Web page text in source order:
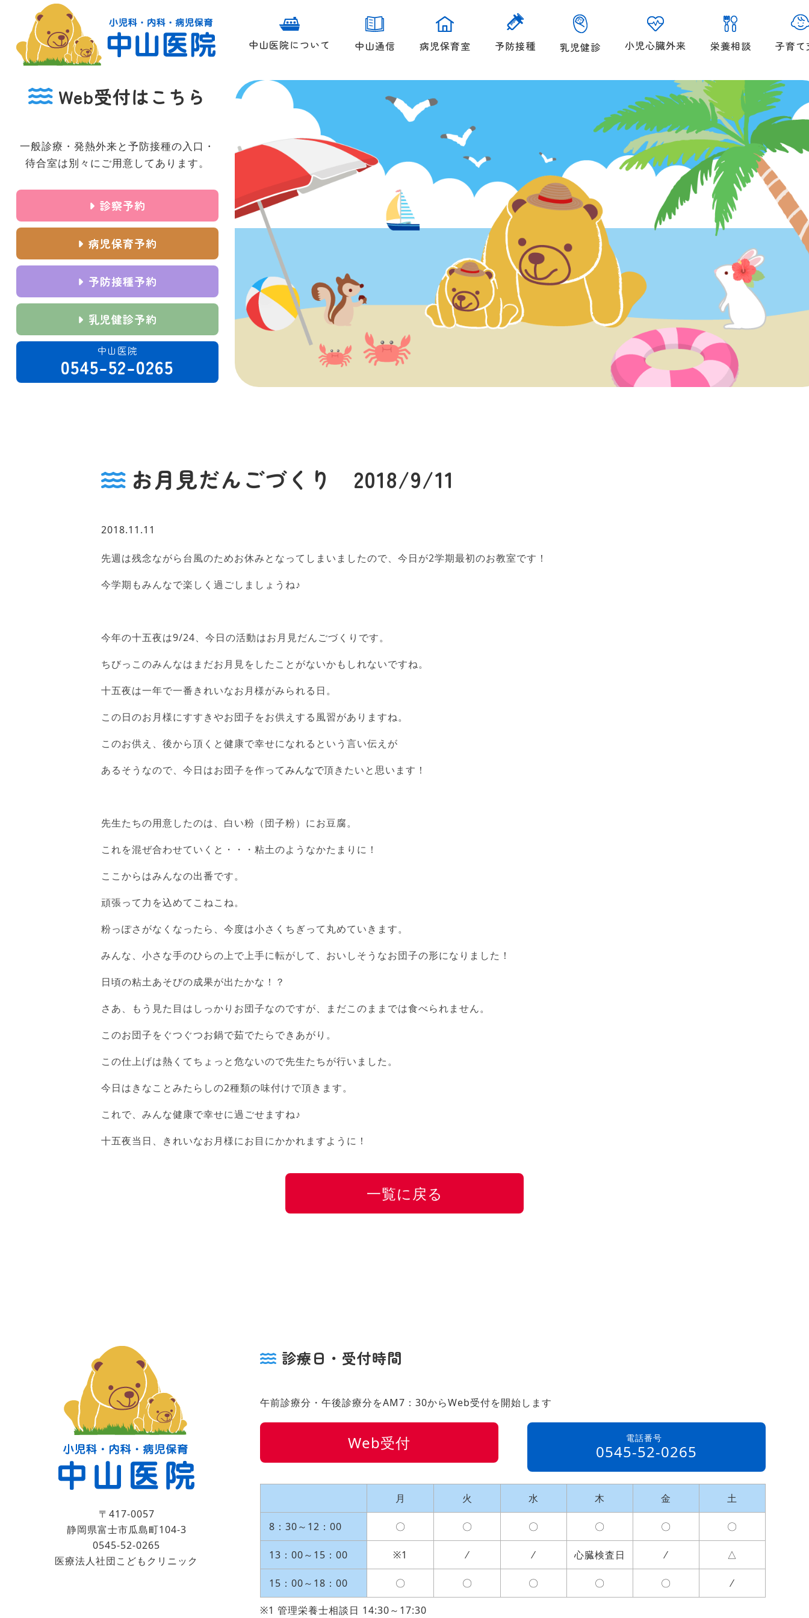
中山医院について 中山通信 病児保育室 予防接種 乳児健診 小児心臓外来 栄養相談 子育て
Web受付はこちら
一般診療・発熱外来と予防接種の入口・
待合室は別々にご用意してあります。
診察予約
病児保育予約
予防接種予約
乳児健診予約
中山医院
0545-52-0265
お月見だんごづくり 2018/9/11
2018.11.11
先週は残念ながら台風のためお休みとなってしまいましたので、今日が2学期最初のお教室です！
今学期もみんなで楽しく過ごしましょうね♪
今年の十五夜は9/24、今日の活動はお月見だんごづくりです。
ちびっこのみんなはまだお月見をしたことがないかもしれないですね。
十五夜は一年で一番きれいなお月様がみられる日。
この日のお月様にすすきやお団子をお供えする風習がありますね。
このお供え、後から頂くと健康で幸せになれるという言い伝えが
あるそうなので、今日はお団子を作ってみんなで頂きたいと思います！
先生たちの用意したのは、白い粉（団子粉）にお豆腐。
これを混ぜ合わせていくと・・・粘土のようなかたまりに！
ここからはみんなの出番です。
頑張って力を込めてこねこね。
粉っぽさがなくなったら、今度は小さくちぎって丸めていきます。
みんな、小さな手のひらの上で上手に転がして、おいしそうなお団子の形になりました！
日頃の粘土あそびの成果が出たかな！？
さあ、もう見た目はしっかりお団子なのですが、まだこのままでは食べられません。
このお団子をぐつぐつお鍋で茹でたらできあがり。
この仕上げは熱くてちょっと危ないので先生たちが行いました。
今日はきなことみたらしの2種類の味付けで頂きます。
これで、みんな健康で幸せに過ごせますね♪
十五夜当日、きれいなお月様にお目にかかれますように！
一覧に戻る
〒417-0057
静岡県富士市瓜島町104-3
0545-52-0265
医療法人社団こどもクリニック
診療日・受付時間
午前診療分・午後診療分をAM7：30からWeb受付を開始します
Web受付 電話番号
0545-52-0265
月 火 水 木 金 土
8：30～12：00 〇 〇 〇 〇 〇 〇
13：00～15：00 ※1 ⁄ ⁄ 心臓検査日 ⁄ △
15：00～18：00 〇 〇 〇 〇 〇 ⁄
※1 管理栄養士相談日 14:30～17:30